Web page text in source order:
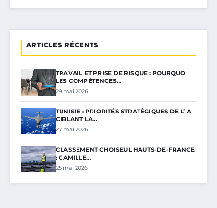
ARTICLES RÉCENTS
TRAVAIL ET PRISE DE RISQUE : POURQUOI
LES COMPÉTENCES…
29 mai 2026
TUNISIE : PRIORITÉS STRATÉGIQUES DE L’IA
CIBLANT LA…
27 mai 2026
CLASSEMENT CHOISEUL HAUTS-DE-FRANCE
: CAMILLE…
25 mai 2026